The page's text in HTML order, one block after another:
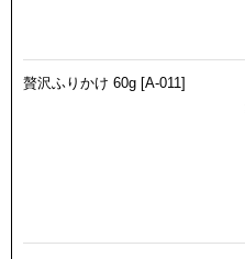
贅沢ふりかけ 60g [A-011]